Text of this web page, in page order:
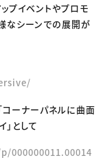
プイベントやプロモ
なシーンでの展開が
ーナーパネルに曲面
として